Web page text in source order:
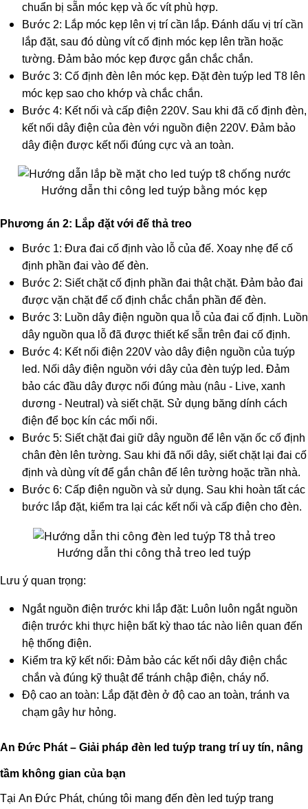
chuẩn bị sẵn móc kẹp và ốc vít phù hợp.
Bước 2: Lắp móc kẹp lên vị trí cần lắp. Đánh dấu vị trí cần
lắp đặt, sau đó dùng vít cố định móc kẹp lên trần hoặc
tường. Đảm bảo móc kẹp được gắn chắc chắn.
Bước 3: Cố định đèn lên móc kẹp. Đặt đèn tuýp led T8 lên
móc kẹp sao cho khớp và chắc chắn.
Bước 4: Kết nối và cấp điện 220V. Sau khi đã cố định đèn,
kết nối dây điện của đèn với nguồn điện 220V. Đảm bảo
dây điện được kết nối đúng cực và an toàn.
Hướng dẫn thi công led tuýp bằng móc kẹp
Phương án 2: Lắp đặt với đế thả treo
Bước 1: Đưa đai cố định vào lỗ của đế. Xoay nhẹ để cố
định phần đai vào đế đèn.
Bước 2: Siết chặt cố định phần đai thật chặt. Đảm bảo đai
được vặn chặt để cố định chắc chắn phần đế đèn.
Bước 3: Luồn dây điện nguồn qua lỗ của đai cố định. Luồn
dây nguồn qua lỗ đã được thiết kế sẵn trên đai cố định.
Bước 4: Kết nối điện 220V vào dây điện nguồn của tuýp
led. Nối dây điện nguồn với dây của đèn tuýp led. Đảm
bảo các đầu dây được nối đúng màu (nâu - Live, xanh
dương - Neutral) và siết chặt. Sử dụng băng dính cách
điện để bọc kín các mối nối.
Bước 5: Siết chặt đai giữ dây nguồn để lên vặn ốc cố định
chân đèn lên tường. Sau khi đã nối dây, siết chặt lại đai cố
định và dùng vít để gắn chân đế lên tường hoặc trần nhà.
Bước 6: Cấp điện nguồn và sử dụng. Sau khi hoàn tất các
bước lắp đặt, kiểm tra lại các kết nối và cấp điện cho đèn.
Hướng dẫn thi công thả treo led tuýp
Lưu ý quan trọng:
Ngắt nguồn điện trước khi lắp đặt: Luôn luôn ngắt nguồn
điện trước khi thực hiện bất kỳ thao tác nào liên quan đến
hệ thống điện.
Kiểm tra kỹ kết nối: Đảm bảo các kết nối dây điện chắc
chắn và đúng kỹ thuật để tránh chập điện, cháy nổ.
Độ cao an toàn: Lắp đặt đèn ở độ cao an toàn, tránh va
chạm gây hư hỏng.
An Đức Phát – Giải pháp đèn led tuýp trang trí uy tín, nâng
tầm không gian của bạn
Tại An Đức Phát, chúng tôi mang đến đèn led tuýp trang